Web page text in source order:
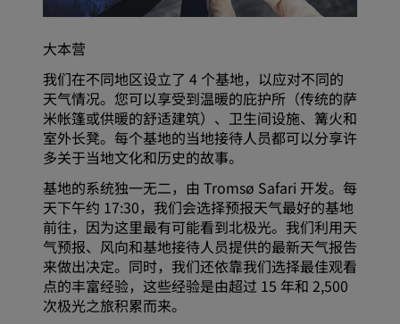
大本营
我们在不同地区设立了 4 个基地，以应对不同的
天气情况。您可以享受到温暖的庇护所（传统的萨
米帐篷或供暖的舒适建筑）、卫生间设施、篝火和
室外长凳。每个基地的当地接待人员都可以分享许
多关于当地文化和历史的故事。
基地的系统独一无二，由 Tromsø Safari 开发。每
天下午约 17:30，我们会选择预报天气最好的基地
前往，因为这里最有可能看到北极光。我们利用天
气预报、风向和基地接待人员提供的最新天气报告
来做出决定。同时，我们还依靠我们选择最佳观看
点的丰富经验，这些经验是由超过 15 年和 2,500
次极光之旅积累而来。